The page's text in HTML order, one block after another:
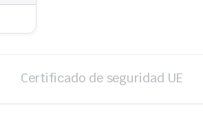
Certificado de seguridad UE